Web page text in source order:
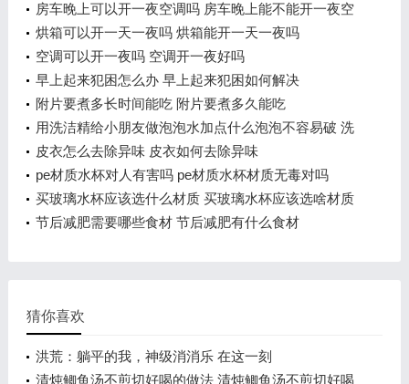
房车晚上可以开一夜空调吗 房车晚上能不能开一夜空
调吗
烘箱可以开一天一夜吗 烘箱能开一天一夜吗
空调可以开一夜吗 空调开一夜好吗
早上起来犯困怎么办 早上起来犯困如何解决
附片要煮多长时间能吃 附片要煮多久能吃
用洗洁精给小朋友做泡泡水加点什么泡泡不容易破 洗
洁精的相关知识
皮衣怎么去除异味 皮衣如何去除异味
pe材质水杯对人有害吗 pe材质水杯材质无毒对吗
买玻璃水杯应该选什么材质 买玻璃水杯应该选啥材质
节后减肥需要哪些食材 节后减肥有什么食材
猜你喜欢
洪荒：躺平的我，神级消消乐 在这一刻
清炖鲫鱼汤不煎切好喝的做法 清炖鲫鱼汤不煎切好喝